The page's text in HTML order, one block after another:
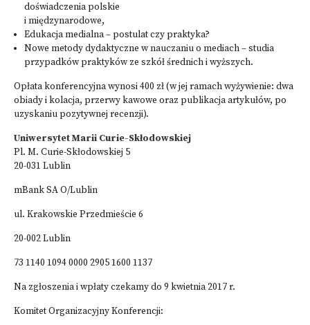
doświadczenia polskie
i międzynarodowe,
Edukacja medialna – postulat czy praktyka?
Nowe metody dydaktyczne w nauczaniu o mediach – studia
przypadków praktyków ze szkół średnich i wyższych.
Opłata konferencyjna wynosi 400 zł (w jej ramach wyżywienie: dwa
obiady i kolacja, przerwy kawowe oraz publikacja artykułów, po
uzyskaniu pozytywnej recenzji).
Uniwersytet Marii Curie-Skłodowskiej
Pl. M. Curie-Skłodowskiej 5
20-031 Lublin
mBank SA O/Lublin
ul. Krakowskie Przedmieście 6
20-002 Lublin
73 1140 1094 0000 2905 1600 1137
Na zgłoszenia i wpłaty czekamy do 9 kwietnia 2017 r.
Komitet Organizacyjny Konferencji: